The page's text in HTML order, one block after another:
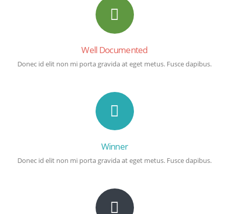
Well Documented
Donec id elit non mi porta gravida at eget metus. Fusce dapibus.
Winner
Donec id elit non mi porta gravida at eget metus. Fusce dapibus.